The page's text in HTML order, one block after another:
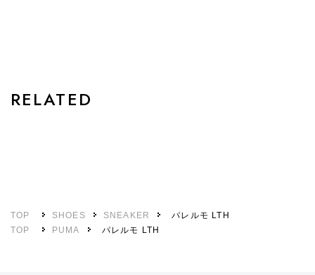
RELATED
TOP SHOES SNEAKER
パレルモ LTH
TOP
PUMA パレルモ LTH